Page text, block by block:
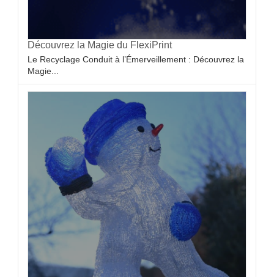
Découvrez la Magie du FlexiPrint
Le Recyclage Conduit à l’Émerveillement : Découvrez la
Magie...